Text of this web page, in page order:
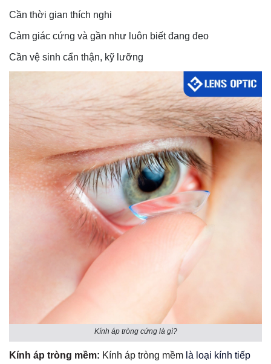
Cần thời gian thích nghi
Cảm giác cứng và gần như luôn biết đang đeo
Cần vệ sinh cẩn thận, kỹ lưỡng
Kính áp tròng cứng là gì?
Kính áp tròng mềm: Kính áp tròng mềm là loại kính tiếp